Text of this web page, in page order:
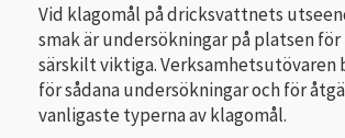
Vid klagomål på dricksvattnets
smak är undersökningar på platsen
särskilt viktiga. Verksamhetsutövaren
för sådana undersökningar och för
vanligaste typerna av klagomål.